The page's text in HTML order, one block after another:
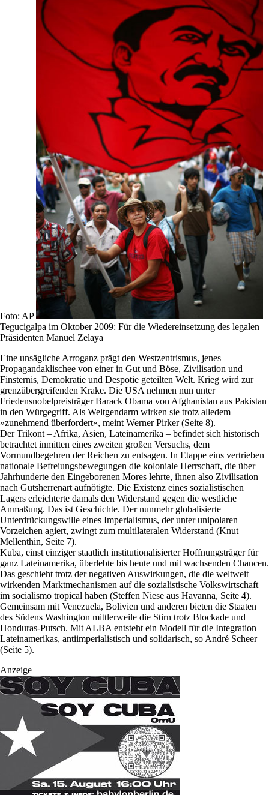
Foto: AP
Tegucigalpa im Oktober 2009: Für die Wiedereinsetzung des legalen
Präsidenten Manuel Zelaya
Eine unsägliche Arroganz prägt den Westzentrismus, jenes
Propagandaklischee von einer in Gut und Böse, Zivilisation und
Finsternis, Demokratie und Despotie geteilten Welt. Krieg wird zur
grenzübergreifenden Krake. Die USA nehmen nun unter
Friedensnobelpreisträger Barack Obama von Afghanistan aus Pakistan
in den Würgegriff. Als Weltgendarm wirken sie trotz alledem
»zunehmend überfordert«, meint Werner Pirker (Seite 8).
Der Trikont – Afrika, Asien, Lateinamerika – befindet sich historisch
betrachtet inmitten eines zweiten großen Versuchs, dem
Vormundbegehren der Reichen zu entsagen. In Etappe eins vertrieben
nationale Befreiungsbewegungen die koloniale Herrschaft, die über
Jahrhunderte den Eingeborenen Mores lehrte, ihnen also Zivilisation
nach Gutsherrenart aufnötigte. Die Existenz eines sozialistischen
Lagers erleichterte damals den Widerstand gegen die westliche
Anmaßung. Das ist Geschichte. Der nunmehr globalisierte
Unterdrückungswille eines Imperialismus, der unter unipolaren
Vorzeichen agiert, zwingt zum multilateralen Widerstand (Knut
Mellenthin, Seite 7).
Kuba, einst einziger staatlich institutionalisierter Hoffnungsträger für
ganz Lateinamerika, überlebte bis heute und mit wachsenden Chancen.
Das geschieht trotz der negativen Auswirkungen, die die weltweit
wirkenden Marktmechanismen auf die sozialistische Volkswirtschaft
im socialismo tropical haben (Steffen Niese aus Havanna, Seite 4).
Gemeinsam mit Venezuela, Bolivien und anderen bieten die Staaten
des Südens Washington mittlerweile die Stirn trotz Blockade und
Honduras-Putsch. Mit ALBA entsteht ein Modell für die Integration
Lateinamerikas, antiimperialistisch und solidarisch, so André Scheer
(Seite 5).
Anzeige